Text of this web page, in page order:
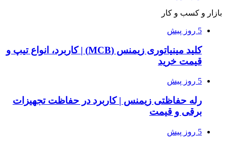
بازار و کسب و کار
5 روز پیش
کلید مینیاتوری زیمنس (MCB) | کاربرد، انواع تیپ و
قیمت خرید
5 روز پیش
رله حفاظتی زیمنس | کاربرد در حفاظت تجهیزات
برقی و قیمت
5 روز پیش